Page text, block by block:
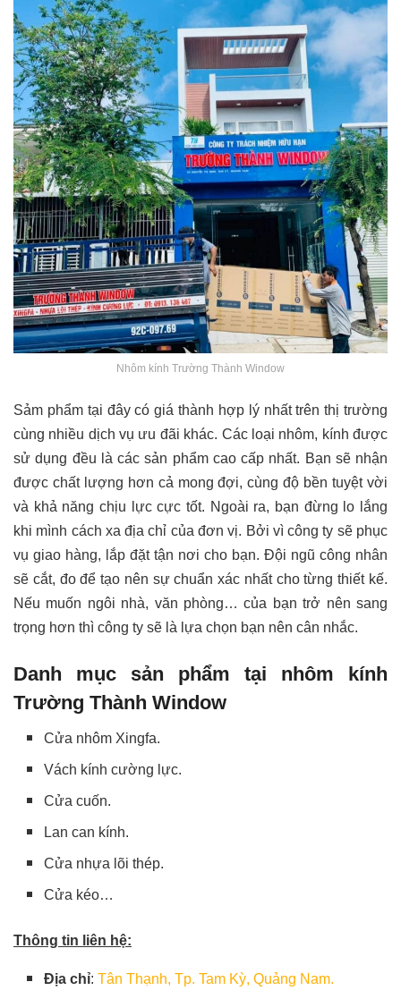
Nhôm kính Trường Thành Window
Sảm phẩm tại đây có giá thành hợp lý nhất trên thị trường
cùng nhiều dịch vụ ưu đãi khác. Các loại nhôm, kính được
sử dụng đều là các sản phẩm cao cấp nhất. Bạn sẽ nhận
được chất lượng hơn cả mong đợi, cùng độ bền tuyệt vời
và khả năng chịu lực cực tốt. Ngoài ra, bạn đừng lo lắng
khi mình cách xa địa chỉ của đơn vị. Bởi vì công ty sẽ phục
vụ giao hàng, lắp đặt tận nơi cho bạn. Đội ngũ công nhân
sẽ cắt, đo để tạo nên sự chuẩn xác nhất cho từng thiết kế.
Nếu muốn ngôi nhà, văn phòng… của bạn trở nên sang
trọng hơn thì công ty sẽ là lựa chọn bạn nên cân nhắc.
Danh mục sản phẩm tại nhôm kính
Trường Thành Window
Cửa nhôm Xingfa.
Vách kính cường lực.
Cửa cuốn.
Lan can kính.
Cửa nhựa lõi thép.
Cửa kéo…
Thông tin liên hệ:
Địa chỉ:Tân Thạnh, Tp. Tam Kỳ, Quảng Nam.